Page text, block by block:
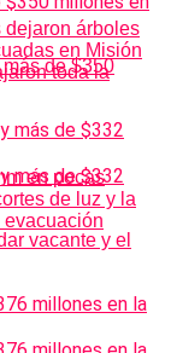
dejaron árboles
en Misión
toda la
en pocas
de luz y la
evacuación
de $350
vacante y el